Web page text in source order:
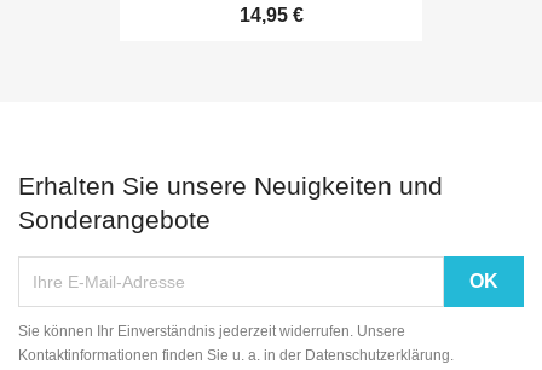
14,95 €
Erhalten Sie unsere Neuigkeiten und
Sonderangebote
Sie können Ihr Einverständnis jederzeit widerrufen. Unsere
Kontaktinformationen finden Sie u. a. in der Datenschutzerklärung.